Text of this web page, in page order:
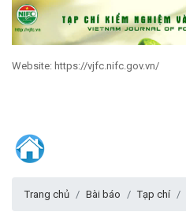
Website: https://vjfc.nifc.gov.vn/
Trang chủ Bài báo Tạp chí